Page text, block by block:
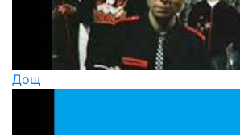
Дощ